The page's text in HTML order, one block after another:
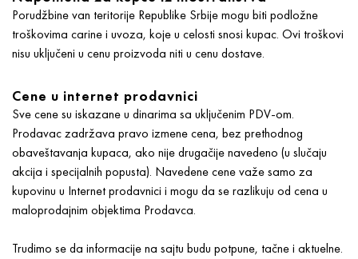
Porudžbine van teritorije Republike Srbije mogu biti podložne
troškovima carine i uvoza, koje u celosti snosi kupac. Ovi troškovi
nisu uključeni u cenu proizvoda niti u cenu dostave.
Cene u internet prodavnici
Sve cene su iskazane u dinarima sa uključenim PDV-om.
Prodavac zadržava pravo izmene cena, bez prethodnog
obaveštavanja kupaca, ako nije drugačije navedeno (u slučaju
akcija i specijalnih popusta). Navedene cene važe samo za
kupovinu u Internet prodavnici i mogu da se razlikuju od cena u
maloprodajnim objektima Prodavca.
Trudimo se da informacije na sajtu budu potpune, tačne i aktuelne.